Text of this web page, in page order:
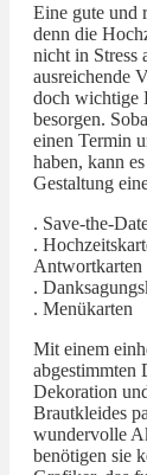
Eine gute und
denn die
nicht in Stress
ausreichende
doch wichtige
besorgen.
einen Termin
haben, kann
Gestaltung
. Save-the-
.
Antwortkarten
.
. Menükarten
Mit einem
abgestimmten
Dekoration
Brautkleides
wundervolle
benötigen sie